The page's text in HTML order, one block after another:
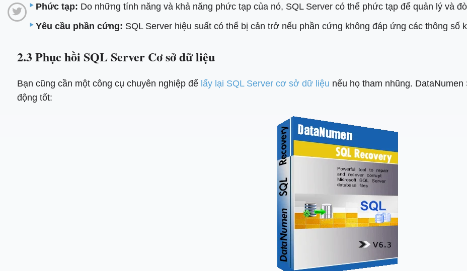
Phức tạp: Do những tính năng và khả năng phức tạp của nó, SQL Server có thể phức tạp để quản lý và
Yêu cầu phần cứng: SQL Server hiệu suất có thể bị cản trở nếu phần cứng không đáp ứng các thông
2.3 Phục hồi SQL Server Cơ sở dữ liệu
Bạn cũng cần một công cụ chuyên nghiệp để lấy lại SQL Server cơ sở dữ liệu nếu họ tham nhũng.
động tốt: